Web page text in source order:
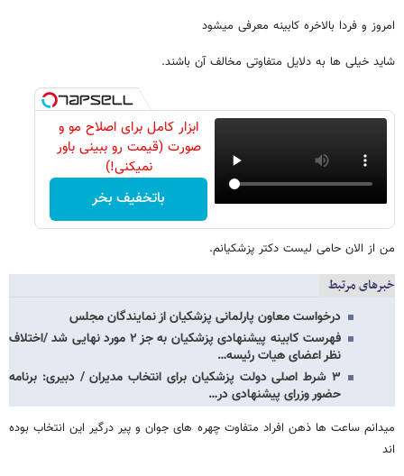
امروز و فردا بالاخره کابینه معرفی میشود
شاید خیلی ها به دلایل متفاوتی مخالف آن باشند.
ابزار کامل برای اصلاح مو و
صورت (قیمت رو ببینی باور
نمیکنی!)
باتخفیف بخر
من از الان حامی لیست دکتر پزشکیانم.
خبرهای مرتبط
درخواست معاون پارلمانی پزشکیان از نمایندگان مجلس
فهرست کابینه پیشنهادی پزشکیان به جز ۲ مورد نهایی شد /اختلاف
نظر اعضای هیات رئیسه…
۳ شرط اصلی دولت پزشکیان برای انتخاب مدیران / دبیری: برنامه
حضور وزرای پیشنهادی در…
میدانم ساعت ها ذهن افراد متفاوت چهره های جوان و پیر درگیر این انتخاب بوده
اند